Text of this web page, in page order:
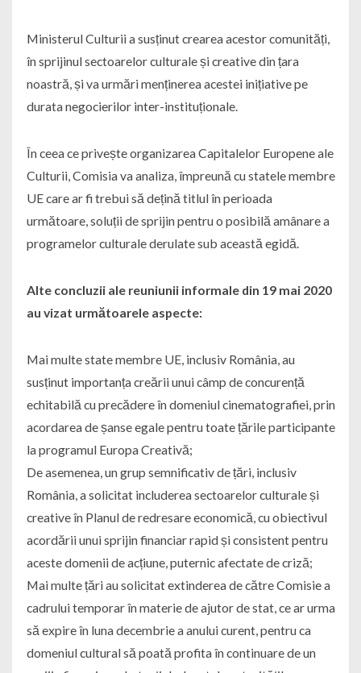
Ministerul Culturii a susținut crearea acestor comunități,
în sprijinul sectoarelor culturale și creative din țara
noastră, și va urmări menținerea acestei inițiative pe
durata negocierilor inter-instituționale.
În ceea ce privește organizarea Capitalelor Europene ale
Culturii, Comisia va analiza, împreună cu statele membre
UE care ar fi trebui să dețină titlul în perioada
următoare, soluții de sprijin pentru o posibilă amânare a
programelor culturale derulate sub această egidă.
Alte concluzii ale reuniunii informale din 19 mai 2020
au vizat următoarele aspecte:
Mai multe state membre UE, inclusiv România, au
susținut importanța creării unui câmp de concurență
echitabilă cu precădere în domeniul cinematografiei, prin
acordarea de șanse egale pentru toate țările participante
la programul Europa Creativă;
De asemenea, un grup semnificativ de țări, inclusiv
România, a solicitat includerea sectoarelor culturale și
creative în Planul de redresare economică, cu obiectivul
acordării unui sprijin financiar rapid și consistent pentru
aceste domenii de acțiune, puternic afectate de criză;
Mai multe țări au solicitat extinderea de către Comisie a
cadrului temporar în materie de ajutor de stat, ce ar urma
să expire în luna decembrie a anului curent, pentru ca
domeniul cultural să poată profita în continuare de un